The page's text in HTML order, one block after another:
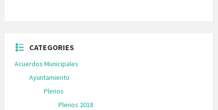
CATEGORIES
Acuerdos Municipales
Ayuntamiento
Plenos
Plenos 2018